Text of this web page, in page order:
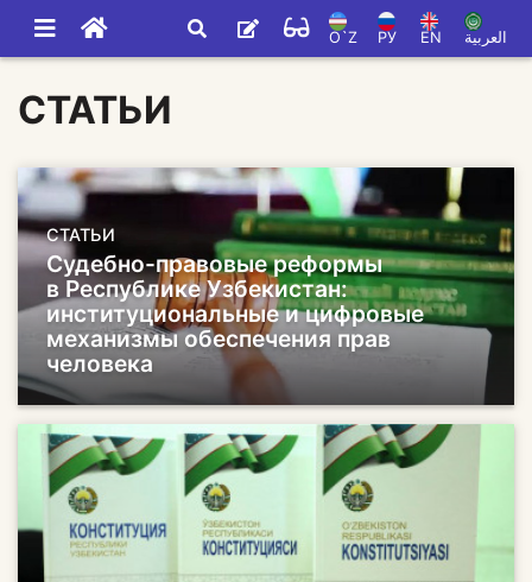
O`Z РУ EN العربية
СТАТЬИ
СТАТЬИ
Cудебно-правовые реформы
в Республике Узбекистан:
институциональные и цифровые
механизмы обеспечения прав
человека